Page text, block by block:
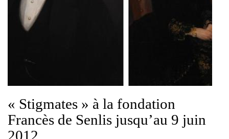
« Stigmates » à la fondation
Francès de Senlis jusqu’au 9 juin
2012